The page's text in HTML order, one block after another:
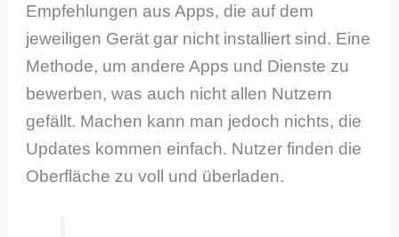
Empfehlungen aus Apps, die auf dem
jeweiligen Gerät gar nicht installiert sind. Eine
Methode, um andere Apps und Dienste zu
bewerben, was auch nicht allen Nutzern
gefällt. Machen kann man jedoch nichts, die
Updates kommen einfach. Nutzer finden die
Oberfläche zu voll und überladen.